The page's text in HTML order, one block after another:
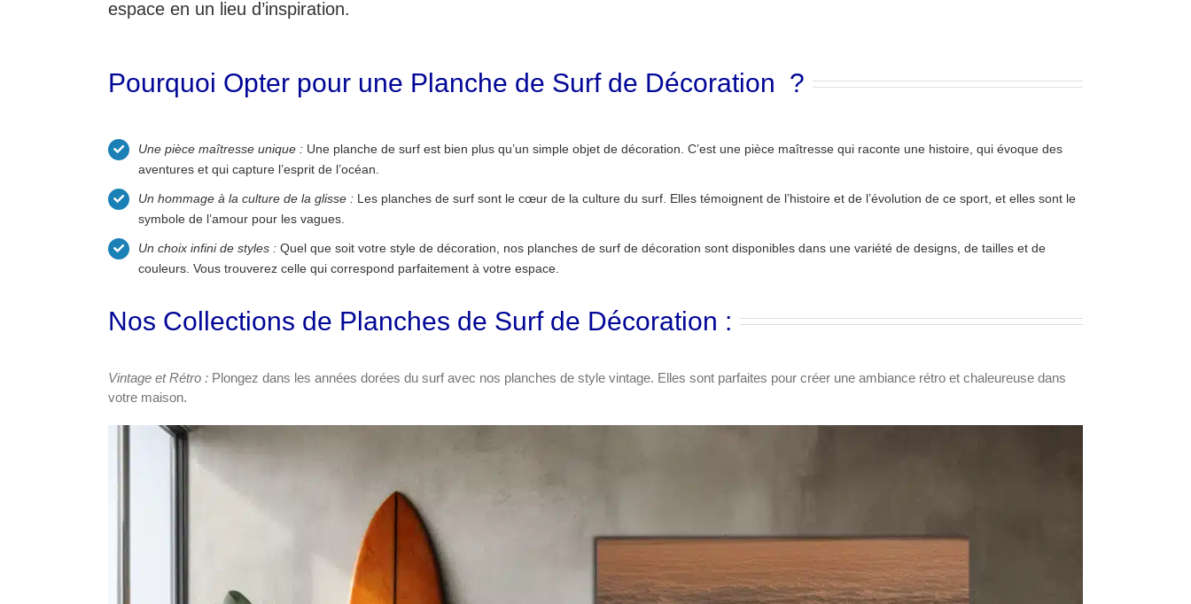
espace en un lieu d’inspiration.
Pourquoi Opter pour une Planche de Surf de Décoration ?
Une pièce maîtresse unique :Une planche de surf est bien plus qu’un simple objet de décoration. C’est une pièce maîtresse qui raconte une histoire, qui évoque des
aventures et qui capture l’esprit de l’océan.
Un hommage à la culture de la glisse :Les planches de surf sont le cœur de la culture du surf. Elles témoignent de l’histoire et de l’évolution de ce sport, et elles sont le
symbole de l’amour pour les vagues.
Un choix infini de styles :Quel que soit votre style de décoration, nos planches de surf de décoration sont disponibles dans une variété de designs, de tailles et de
couleurs. Vous trouverez celle qui correspond parfaitement à votre espace.
Nos Collections de Planches de Surf de Décoration :
Vintage et Rétro :Plongez dans les années dorées du surf avec nos planches de style vintage. Elles sont parfaites pour créer une ambiance rétro et chaleureuse dans
votre maison.